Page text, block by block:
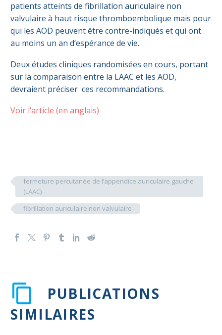
patients atteints de fibrillation auriculaire non
valvulaire à haut risque thromboembolique mais pour
qui les AOD peuvent être contre-indiqués et qui ont
au moins un an d’espérance de vie.
Deux études cliniques randomisées en cours, portant
sur la comparaison entre la LAAC et les AOD,
devraient préciser ces recommandations.
Voir l’article (en anglais)
fermeture percutanée de l’appendice auriculaire gauche
(LAAC)
fibrillation auriculaire non valvulaire
PUBLICATIONS
SIMILAIRES